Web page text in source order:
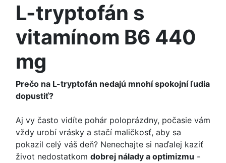
L-tryptofán s
vitamínom B6 440
mg
Prečo na L-tryptofán nedajú mnohí spokojní ľudia
dopustiť?
Aj vy často vidíte pohár poloprázdny, počasie vám
vždy urobí vrásky a stačí maličkosť, aby sa
pokazil celý váš deň? Nenechajte si naďalej kaziť
život nedostatkom dobrej nálady a optimizmu -